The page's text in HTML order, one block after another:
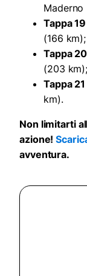
Maderno
Tappa
(166 km);
Tappa
(203 km);
Tappa
km).
Non limitarti
azione!
avventura.